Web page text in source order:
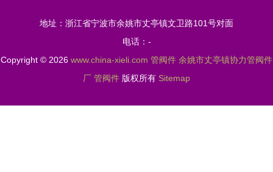
地址：浙江省宁波市余姚市丈亭镇文卫路101号对面
电话：-
Copyright © 2026 www.china-xieli.com 管阀件 余姚市丈亭镇协力管阀件
厂 管阀件 版权所有 Sitemap